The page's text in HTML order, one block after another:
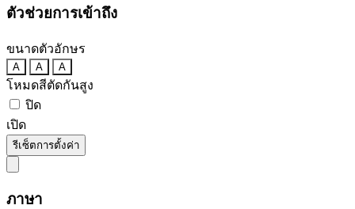
ตัวช่วยการเข้าถึง
ขนาดตัวอักษร
A A A
โหมดสีตัดกันสูง
ปิด
เปิด
รีเซ็ตการตั้งค่า
ภาษา